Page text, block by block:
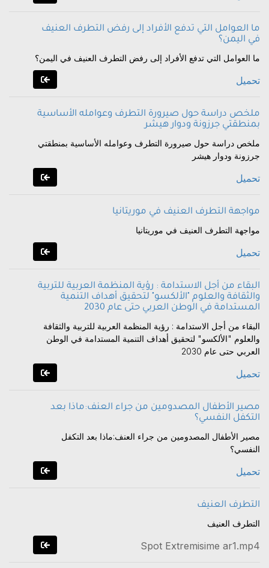
ما العوامل التي تدفع الأفراد إلى رفض التطرف العنيف
في اليمن؟
ما العوامل التي تدفع الأفراد إلى رفض التطرف العنيف في اليمن؟
تحميل
ملخص دراسة حول صيرورة التطرف وعوامله الأساسية
بمنطقتي جرزونة ودوار هيشر
ملخص دراسة حول صيرورة التطرف وعوامله الأساسية بمنطقتي
جرزونة ودوار هيشر
تحميل
مواجهة التطرف العنيف في موريتانيا
مواجهة التطرف العنيف في موريتانيا
تحميل
البقاء من أجل الاستدامة : رؤية المنظمة العربية للتربية
والثقافة والعلوم "الألكسو" لتحقيق أهداف التنمية
المستدامة في الوطن العربي حتى عام 2030
البقاء من أجل الاستدامة : رؤية المنظمة العربية للتربية والثقافة
والعلوم "الألكسو" لتحقيق أهداف التنمية المستدامة في الوطن
العربي حتى عام 2030
تحميل
مصير الأطفال المصدومين من جراء العنف:ماذا بعد
التكفل النفسي؟
مصير الأطفال المصدومين من جراء العنف:ماذا بعد التكفل
النفسي؟
تحميل
التطرف العنيف
التطرف العنيف
Spot Extremisime ar1.mp4